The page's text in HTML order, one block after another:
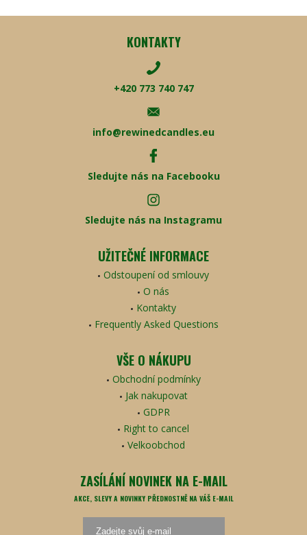
KONTAKTY
+420 773 740 747
info@rewinedcandles.eu
Sledujte nás na Facebooku
Sledujte nás na Instagramu
UŽITEČNÉ INFORMACE
Odstoupení od smlouvy
O nás
Kontakty
Frequently Asked Questions
VŠE O NÁKUPU
Obchodní podmínky
Jak nakupovat
GDPR
Right to cancel
Velkoobchod
ZASÍLÁNÍ NOVINEK NA E-MAIL
AKCE, SLEVY A NOVINKY PŘEDNOSTNĚ NA VÁŠ E-MAIL